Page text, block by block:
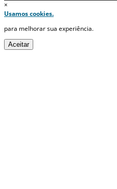
×
Usamos cookies.
para melhorar sua experiência.
Aceitar